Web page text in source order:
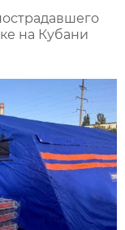
на Кубани